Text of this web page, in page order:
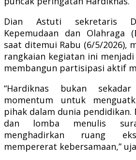
Dian Astuti sekretaris
Kepemudaan dan Olahraga
saat ditemui Rabu (6/5/2026),
rangkaian kegiatan ini
membangun partisipasi aktif
“Hardiknas bukan
momentum untuk
pihak dalam dunia pendidikan.
dan lomba menulis
menghadirkan ruang
mempererat kebersamaan,”